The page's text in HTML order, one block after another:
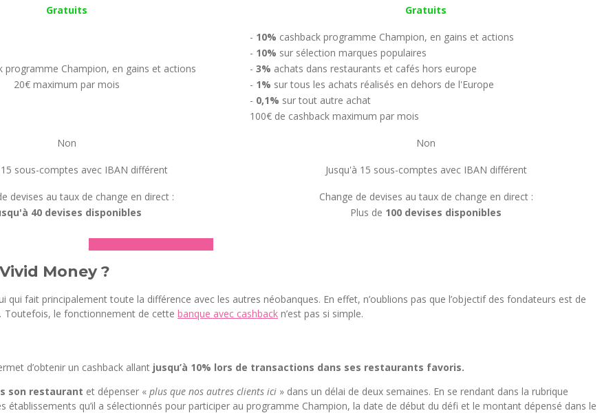
Gratuits Gratuits
programme Champion, en gains et actions
20€ maximum par mois
- 10% cashback programme Champion, en gains et actions
- 10% sur sélection marques populaires
- 3% achats dans restaurants et cafés hors europe
- 1% sur tous les achats réalisés en dehors de l'Europe
- 0,1% sur tout autre achat
100€ de cashback maximum par mois
Non Non
15 sous-comptes avec IBAN différent Jusqu'à 15 sous-comptes avec IBAN différent
devises au taux de change en direct :
40 devises disponibles
Change de devises au taux de change en direct :
Plus de 100 devises disponibles
Money ?
qui fait principalement toute la différence avec les autres néobanques. En effet, n’oublions pas que l’objectif des fondateurs est de
Toutefois, le fonctionnement de cette banque avec cashback n’est pas si simple.
d’obtenir un cashback allant jusqu’à 10% lors de transactions dans ses restaurants favoris.
son restaurant et dépenser « plus que nos autres clients ici » dans un délai de deux semaines. En se rendant dans la rubrique
établissements qu’il a sélectionnés pour participer au programme Champion, la date de début du défi et le montant dépensé dans le